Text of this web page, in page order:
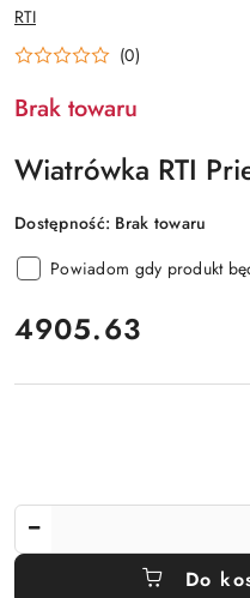
NAZWA
PRODUCENTA:
RTI
(0)
Brak towaru
Wiatrówka RTI
Dostępność: Brak towaru
Powiadom gdy produkt
cena:
4905.63
Do